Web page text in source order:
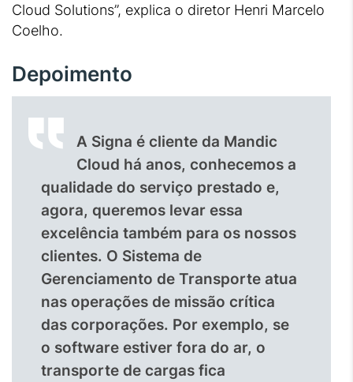
Cloud Solutions”, explica o diretor Henri Marcelo
Coelho.
Depoimento
A Signa é cliente da Mandic
Cloud há anos, conhecemos a
qualidade do serviço prestado e,
agora, queremos levar essa
excelência também para os nossos
clientes. O Sistema de
Gerenciamento de Transporte atua
nas operações de missão crítica
das corporações. Por exemplo, se
o software estiver fora do ar, o
transporte de cargas fica